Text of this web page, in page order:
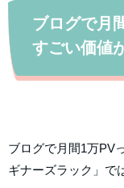
ブログで月
すごい価値
ブログで月間1万PV
ギナーズラック」で